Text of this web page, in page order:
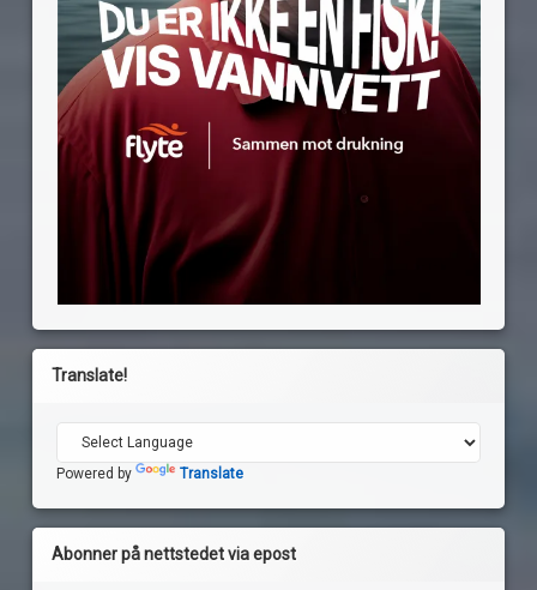
Translate!
Powered by Translate
Abonner på nettstedet via epost